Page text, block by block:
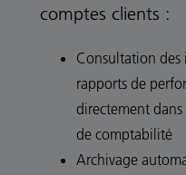
comptes clients :
Consultation
rapports de
directement dans
de comptabilité
Archivage